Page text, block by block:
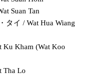
Suan Tan
タイ / Wat Hua Wiang
Ku Kham (Wat Koo
Tha Lo